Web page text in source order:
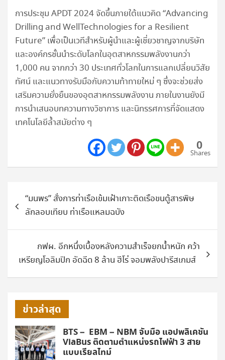
การประชุม APDT 2024 จัดขึ้นภายใต้แนวคิด “Advancing
Drilling and WellTechnologies for a Resilient
Future” เพื่อเป็นเวทีสำหรับผู้นำและผู้เชี่ยวชาญจากบริษัท
และองค์กรชั้นนำระดับโลกในอุตสาหกรรมพลังงานกว่า
1,000 คน จากกว่า 30 ประเทศทั่วโลกในการแลกเปลี่ยนวิสัย
ทัศน์ และแนวทางรับมือกับความท้าทายใหม่ ๆ ซึ่งจะช่วยส่ง
เสริมความยั่งยืนของอุตสาหกรรมพลังงาน ภายในงานยังมี
การนำเสนอบทความทางวิชาการ และนิทรรศการที่จัดแสดง
เทคโนโลยีล้ำสมัยต่าง ๆ
0
Shares
แนะแนว
เรื่อง“มนพร” สั่งการท่าเรือเข้มเฝ้าเกาะติดเรือขนตู้สารพิษ
ลักลอบเทียบ ท่าเรือแหลมฉบัง
กฟผ. อีกหนึ่งเบื้องหลังความสำเร็จยกน้ำหนัก คว้า
เหรียญโอลิมปิก อัดฉีด 8 ล้าน ฮีโร่ จอมพลังปารีสเกมส์
ข่าวล่าสุด
BTS – EBM – NBM จับมือ แอปพลิเคชัน
ViaBus ติดตามตำแหน่งรถไฟฟ้า 3 สาย
แบบเรียลไทม์